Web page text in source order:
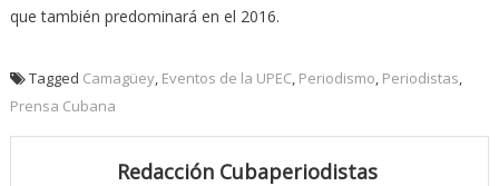
que también predominará en el 2016.
Tagged Camagüey, Eventos de la UPEC, Periodismo, Periodistas,
Prensa Cubana
Redacción Cubaperiodistas